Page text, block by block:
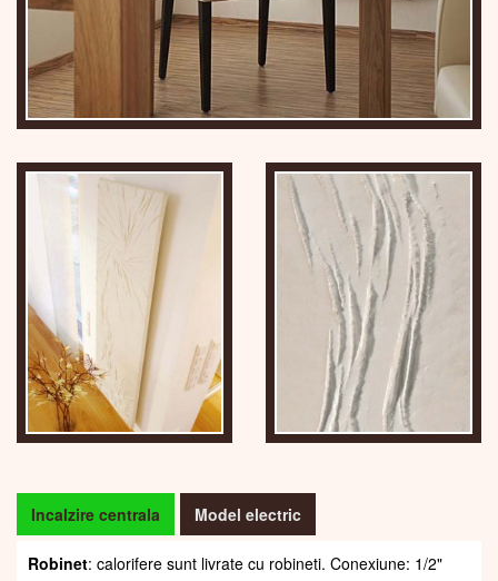
Incalzire centrala Model electric
Robinet: calorifere sunt livrate cu robineti. Conexiune: 1/2"